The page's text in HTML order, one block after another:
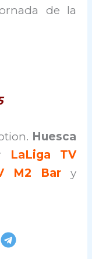
de la
Huesca
LaLiga TV
M2 Bary